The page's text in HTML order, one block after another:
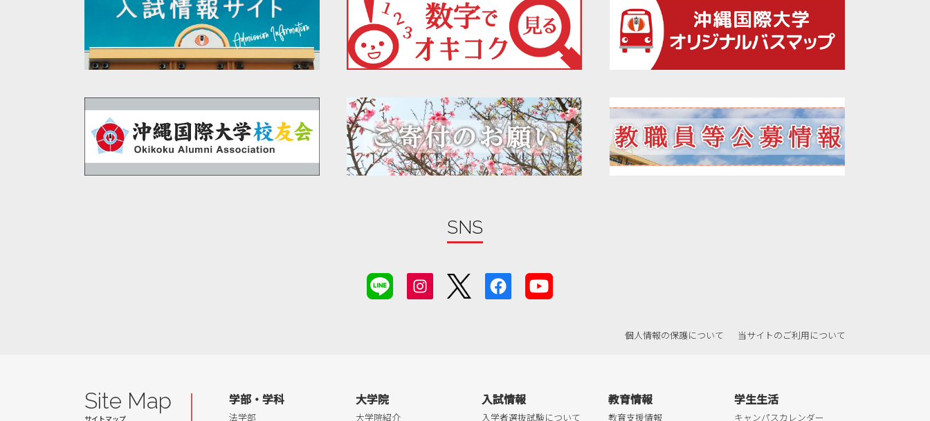
2022年02月
2022年01月
2021年10月
2021年09月
2021年08月
2021年07月
2020年11月
2020年08月
SNS
個人情報の保護について 当サイトのご利用について
Site Map 学部・学科
法学部
大学院
大学院紹介
入試情報
入学者選抜試験について
教育情報
教育支援情報
学生生活
キャンパスカレンダー